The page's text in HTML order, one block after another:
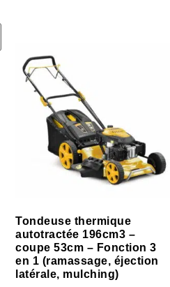
Tondeuse thermique
autotractée 196cm3 –
coupe 53cm – Fonction 3
en 1 (ramassage, éjection
latérale, mulching)